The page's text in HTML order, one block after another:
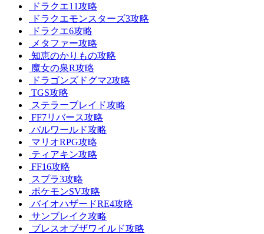
ドラクエ11攻略
ドラクエモンスターズ3攻略
ドラクエ6攻略
メタファー攻略
知恵のかりもの攻略
魔女の泉R攻略
ドラゴンズドグマ2攻略
TGS攻略
ステラーブレイド攻略
FF7リバース攻略
パルワールド攻略
マリオRPG攻略
ティアキン攻略
FF16攻略
スプラ3攻略
ポケモンSV攻略
バイオハザードRE4攻略
サンブレイク攻略
ブレスオブザワイルド攻略